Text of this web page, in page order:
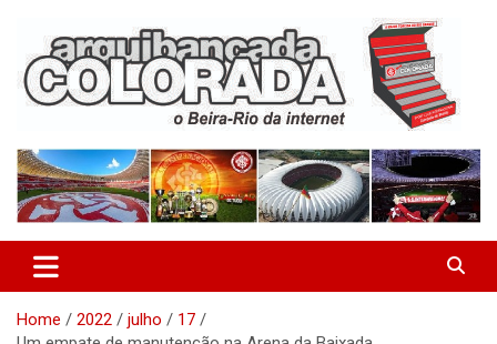
content
Arquibancada Colorada
Home 2022 julho
17